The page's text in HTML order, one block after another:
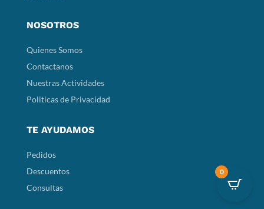
NOSOTROS
Quienes Somos
Contactanos
Nuestras Actividades
Politicas de Privacidad
TE AYUDAMOS
Pedidos
Descuentos
Consultas
0